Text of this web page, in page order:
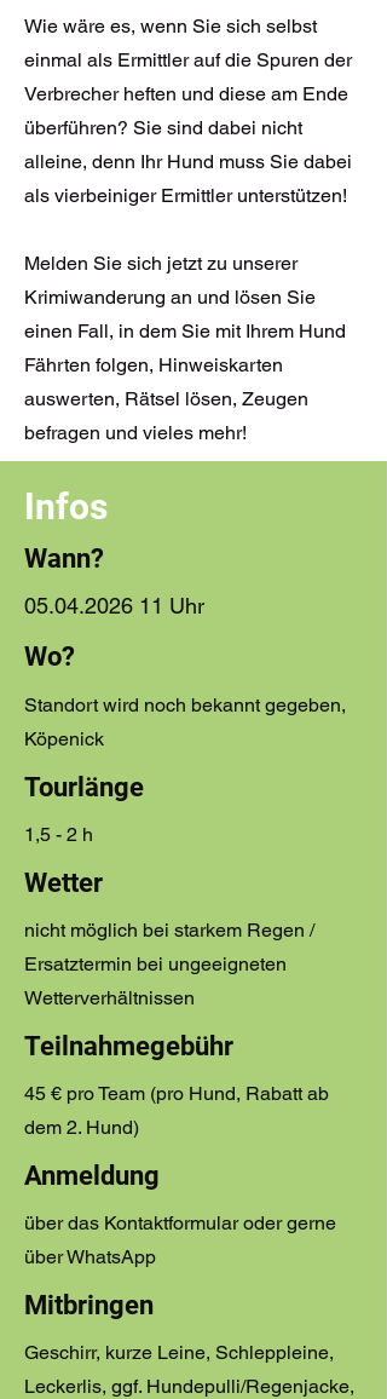
Wie wäre es, wenn Sie sich selbst
einmal als Ermittler auf die Spuren der
Verbrecher heften und diese am Ende
überführen? Sie sind dabei nicht
alleine, denn Ihr Hund muss Sie dabei
als vierbeiniger Ermittler unterstützen!
Melden Sie sich jetzt zu unserer
Krimiwanderung an und lösen Sie
einen Fall, in dem Sie mit Ihrem Hund
Fährten folgen, Hinweiskarten
auswerten, Rätsel lösen, Zeugen
befragen und vieles mehr!
Infos
Wann?
​05.04.2026 11 Uhr
Wo?
Standort wird noch bekannt gegeben,
Köpenick
Tourlänge
1,5 - 2 h
Wetter
nicht möglich bei starkem Regen /
Ersatztermin bei ungeeigneten
Wetterverhältnissen
Teilnahmegebühr
45 € pro Team (pro Hund, Rabatt ab
dem 2. Hund)
Anmeldung
über das Kontaktformular oder gerne
über WhatsApp
Mitbringen
Geschirr, kurze Leine, Schleppleine,
Leckerlis, ggf. Hundepulli/Regenjacke,